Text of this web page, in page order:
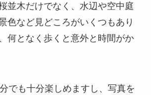
並木だけでなく、水辺や空中庭
色など見どころがいくつもあり
何となく歩くと意外と時間がか
でも十分楽しめますし、写真を